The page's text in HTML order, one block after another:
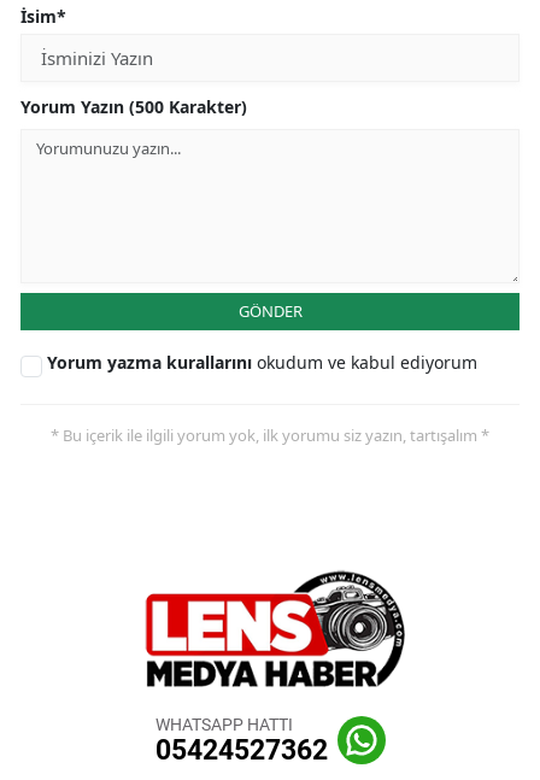
İsim*
Yorum Yazın (500 Karakter)
GÖNDER
Yorum yazma kurallarını okudum ve kabul ediyorum
* Bu içerik ile ilgili yorum yok, ilk yorumu siz yazın, tartışalım *
WHATSAPP HATTI
05424527362